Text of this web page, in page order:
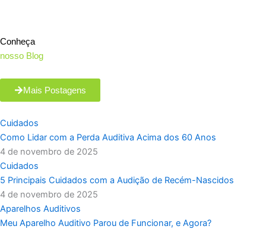
Conheça
nosso Blog
Mais Postagens
Cuidados
Como Lidar com a Perda Auditiva Acima dos 60 Anos
4 de novembro de 2025
Cuidados
5 Principais Cuidados com a Audição de Recém-Nascidos
4 de novembro de 2025
Aparelhos Auditivos
Meu Aparelho Auditivo Parou de Funcionar, e Agora?